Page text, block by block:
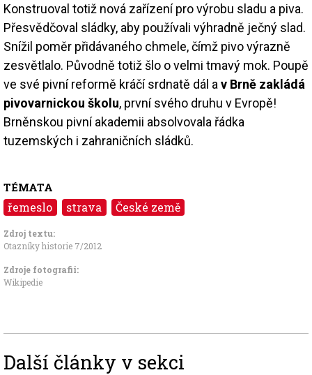
Konstruoval totiž nová zařízení pro výrobu sladu a piva.
Přesvědčoval sládky, aby používali výhradně ječný slad.
Snížil poměr přidávaného chmele, čímž pivo výrazně
zesvětlalo. Původně totiž šlo o velmi tmavý mok. Poupě
ve své pivní reformě kráčí srdnatě dál a v Brně zakládá
pivovarnickou školu, první svého druhu v Evropě!
Brněnskou pivní akademii absolvovala řádka
tuzemských i zahraničních sládků.
TÉMATA
řemeslo strava České země
Zdroj textu:
Otazníky historie 7/2012
Zdroje fotografii:
Wikipedie
Další články v sekci